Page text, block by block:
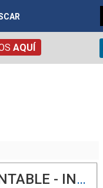
AQUÍ
TAGLIAVINI